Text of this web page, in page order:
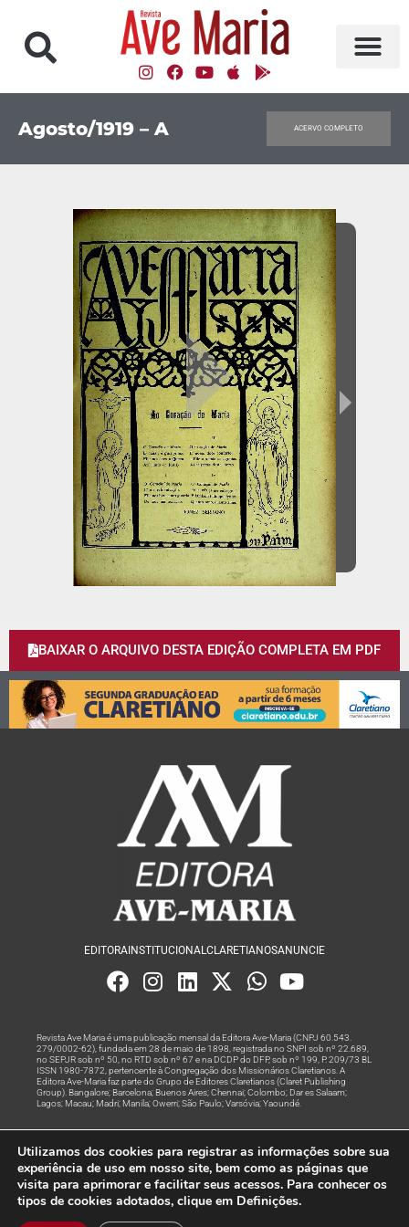
Agosto/1919 – A ACERVO COMPLETO
BAIXAR O ARQUIVO DESTA EDIÇÃO COMPLETA EM PDF
EDITORA INSTITUCIONALCLARETIANOSANUNCIE
Revista Ave Maria é uma publicação mensal da Editora Ave-Maria (CNPJ 60.543.
279/0002-62), fundada em 28 de maio de 1898, registrada no SNPI sob nº 22.689,
no SEPJR sob nº 50, no RTD sob nº 67 e na DCDP do DFP, sob nº 199, P. 209/73 BL
ISSN 1980-7872, pertencente à Congregação dos Missionários Claretianos. A
Editora Ave-Maria faz parte do Grupo de Editores Claretianos (Claret Publishing
Group). Bangalore; Barcelona; Buenos Aires; Chennai; Colombo; Dar es Salaam;
Lagos; Macau; Madri; Manila; Owerri; São Paulo; Varsóvia; Yaoundé.
Rede
© Todos os Direitos Reservados
Utilizamos dos cookies para registrar as informações sobre sua
experiência de uso em nosso site, bem como as páginas que
visita para aprimorar e facilitar seus acessos. Para conhecer os
tipos de cookies adotados, clique em Definições.